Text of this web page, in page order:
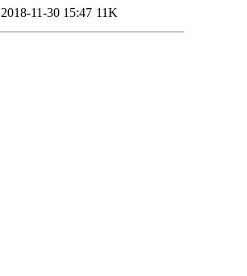
2018-11-30 15:47 11K